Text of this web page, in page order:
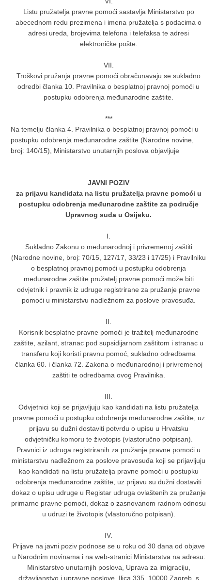
Listu pružatelja pravne pomoći sastavlja Ministarstvo po
abecednom redu prezimena i imena pružatelja s podacima o
adresi ureda, brojevima telefona i telefaksa te adresi
elektroničke pošte.
VII.
Troškovi pružanja pravne pomoći obračunavaju se sukladno
odredbi članka 10. Pravilnika o besplatnoj pravnoj pomoći u
postupku odobrenja međunarodne zaštite.
***
Na temelju članka 4. Pravilnika o besplatnoj pravnoj pomoći u
postupku odobrenja međunarodne zaštite (Narodne novine,
broj: 140/15), Ministarstvo unutarnjih poslova objavljuje
JAVNI POZIV
za prijavu kandidata na listu pružatelja pravne pomoći u
postupku odobrenja međunarodne zaštite za područje
Upravnog suda u Osijeku.
I.
Sukladno Zakonu o međunarodnoj i privremenoj zaštiti
(Narodne novine, broj: 70/15, 127/17, 33/23 i 17/25) i Pravilniku
o besplatnoj pravnoj pomoći u postupku odobrenja
međunarodne zaštite pružatelj pravne pomoći može biti
odvjetnik i pravnik iz udruge registrirane za pružanje pravne
pomoći u ministarstvu nadležnom za poslove pravosuđa.
II.
Korisnik besplatne pravne pomoći je tražitelj međunarodne
zaštite, azilant, stranac pod supsidijarnom zaštitom i stranac u
transferu koji koristi pravnu pomoć, sukladno odredbama
članka 60. i članka 72. Zakona o međunarodnoj i privremenoj
zaštiti te odredbama ovog Pravilnika.
III.
Odvjetnici koji se prijavljuju kao kandidati na listu pružatelja
pravne pomoći u postupku odobrenja međunarodne zaštite, uz
prijavu su dužni dostaviti potvrdu o upisu u Hrvatsku
odvjetničku komoru te životopis (vlastoručno potpisan).
Pravnici iz udruga registriranih za pružanje pravne pomoći u
ministarstvu nadležnom za poslove pravosuđa koji se prijavljuju
kao kandidati na listu pružatelja pravne pomoći u postupku
odobrenja međunarodne zaštite, uz prijavu su dužni dostaviti
dokaz o upisu udruge u Registar udruga ovlaštenih za pružanje
primarne pravne pomoći, dokaz o zasnovanom radnom odnosu
u udruzi te životopis (vlastoručno potpisan).
IV.
Prijave na javni poziv podnose se u roku od 30 dana od objave
u Narodnim novinama i na web-stranici Ministarstva na adresu:
Ministarstvo unutarnjih poslova, Uprava za imigraciju,
državljanstvo i upravne poslove, Ilica 335, 10000 Zagreb, s